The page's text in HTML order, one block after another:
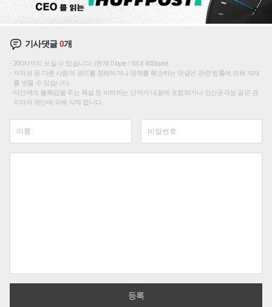
기사댓글0개
200자까지 쓰실 수 있습니다. (현재 0 byte / 최대 400byte)
저작권 등 다른 사람의 권리를 침해하거나 명예를 훼손하는 댓글은 관련 법률에 의해 제재
를 받을 수 있습니다.
타인에게 불쾌감을 주는 욕설 등 비하하는 단어가 내용에 포함되거나 인신공격성 글은 관
리자의 판단에 의해 삭제 합니다.